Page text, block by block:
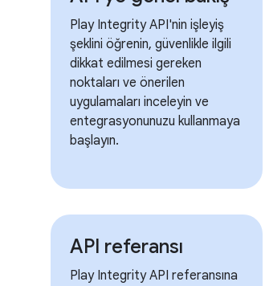
Play Integrity API'nin işleyiş
şeklini öğrenin, güvenlikle ilgili
dikkat edilmesi gereken
noktaları ve önerilen
uygulamaları inceleyin ve
entegrasyonunuzu kullanmaya
başlayın.
API referansı
Play Integrity API referansına